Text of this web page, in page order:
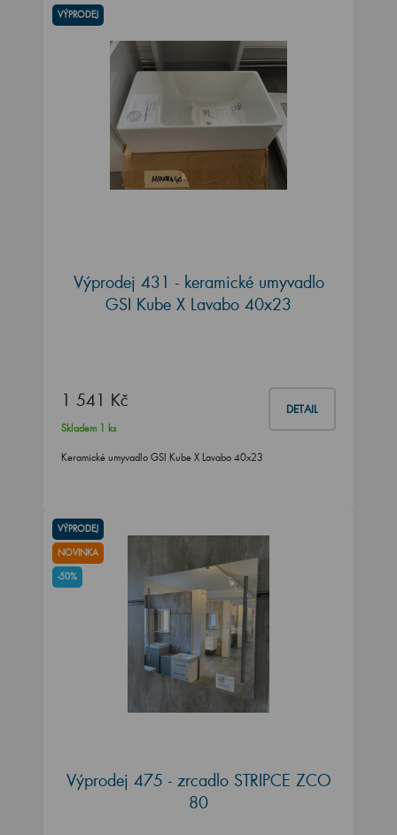
VÝPRODEJ
Výprodej 431 - keramické umyvadlo
GSI Kube X Lavabo 40x23
1 541 Kč DETAIL
Skladem 1 ks
Keramické umyvadlo GSI Kube X Lavabo 40x23
VÝPRODEJ
NOVINKA
-50%
Výprodej 475 - zrcadlo STRIPCE ZCO
80